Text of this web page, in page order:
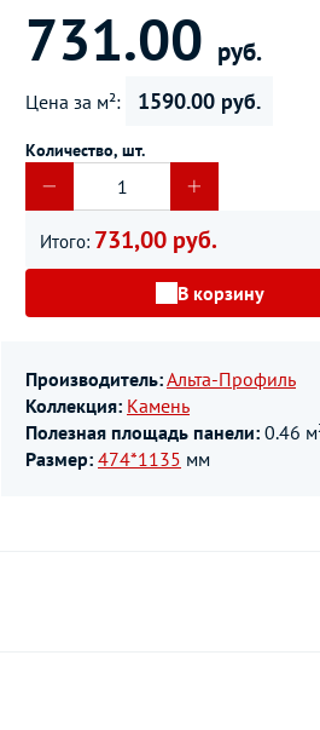
731.00 руб.
Цена за м²: 1590.00 руб.
Количество, шт.
Итого: 731,00 руб.
В корзину
Производитель:Альта-Профиль
Коллекция: Камень
Полезная площадь панели: 0.46
Размер: 474*1135 мм